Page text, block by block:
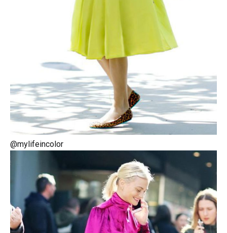
@mylifeincolor